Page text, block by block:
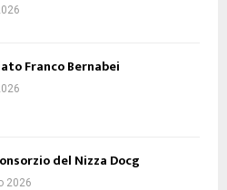
Franco Bernabei
del Nizza Docg
2026